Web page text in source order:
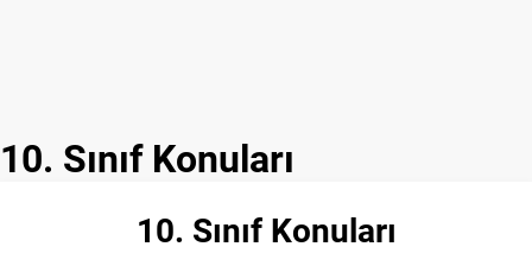
10. Sınıf Konuları
10. Sınıf Konuları